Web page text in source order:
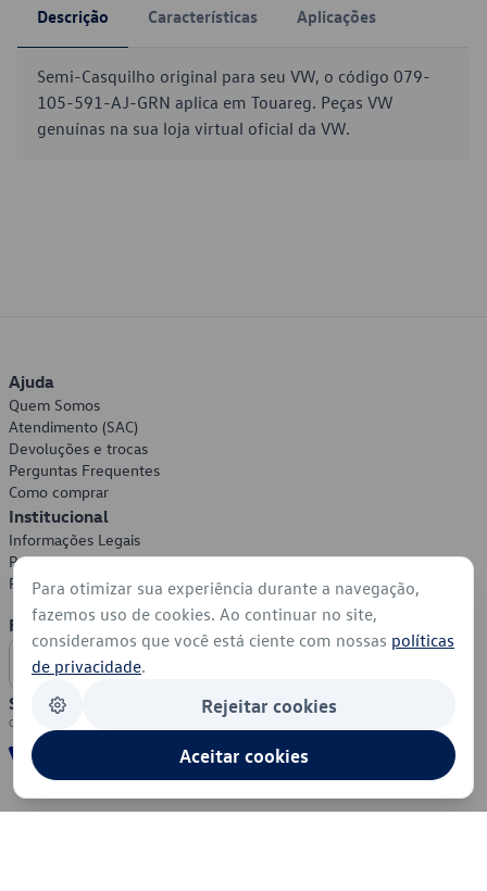
Descrição Características Aplicações
Semi-Casquilho original para seu VW, o código 079-
105-591-AJ-GRN aplica em Touareg. Peças VW
genuínas na sua loja virtual oficial da VW.
Ajuda
Quem Somos
Atendimento (SAC)
Devoluções e trocas
Perguntas Frequentes
Como comprar
Institucional
Informações Legais
Política de Privacidade
Política de Cookies
Formas de Pagamento
Segurança
Para otimizar sua experiência durante a navegação,
fazemos uso de cookies. Ao continuar no site,
consideramos que você está ciente com nossas políticas
de privacidade.
Rejeitar cookies
Aceitar cookies